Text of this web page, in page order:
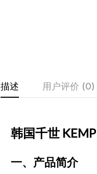
描述 用户评价 (0)
韩国千世
一、产品简介